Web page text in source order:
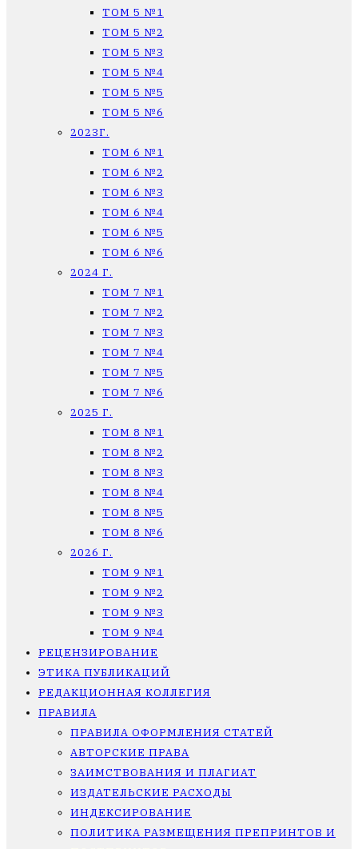
ТОМ 5 №1
ТОМ 5 №2
ТОМ 5 №3
ТОМ 5 №4
ТОМ 5 №5
ТОМ 5 №6
2023Г.
ТОМ 6 №1
ТОМ 6 №2
ТОМ 6 №3
ТОМ 6 №4
ТОМ 6 №5
ТОМ 6 №6
2024 Г.
ТОМ 7 №1
ТОМ 7 №2
ТОМ 7 №3
ТОМ 7 №4
ТОМ 7 №5
ТОМ 7 №6
2025 Г.
ТОМ 8 №1
ТОМ 8 №2
ТОМ 8 №3
ТОМ 8 №4
ТОМ 8 №5
ТОМ 8 №6
2026 Г.
ТОМ 9 №1
ТОМ 9 №2
ТОМ 9 №3
ТОМ 9 №4
РЕЦЕНЗИРОВАНИЕ
ЭТИКА ПУБЛИКАЦИЙ
РЕДАКЦИОННАЯ КОЛЛЕГИЯ
ПРАВИЛА
ПРАВИЛА ОФОРМЛЕНИЯ СТАТЕЙ
АВТОРСКИЕ ПРАВА
ЗАИМСТВОВАНИЯ И ПЛАГИАТ
ИЗДАТЕЛЬСКИЕ РАСХОДЫ
ИНДЕКСИРОВАНИЕ
ПОЛИТИКА РАЗМЕЩЕНИЯ ПРЕПРИНТОВ И